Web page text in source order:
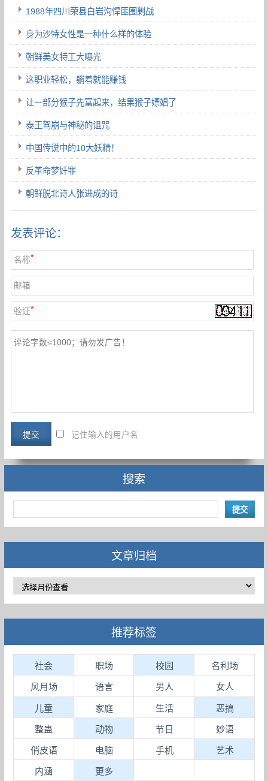
1988年四川荣县白岩沟悍匪围剿战
身为沙特女性是一种什么样的体验
朝鲜美女特工大曝光
这职业轻松，躺着就能赚钱
让一部分猴子先富起来，结果猴子嫖娼了
泰王驾崩与神秘的诅咒
中国传说中的10大妖精！
反革命梦奸罪
朝鲜脱北诗人张进成的诗
发表评论：
名称*
邮箱
验证*
记住输入的用户名
搜索
文章归档
推荐标签
社会 职场 校园 名利场
风月场 语言 男人 女人
儿童 家庭 生活 恶搞
整蛊 动物 节日 妙语
俏皮语 电脑 手机 艺术
内涵 更多